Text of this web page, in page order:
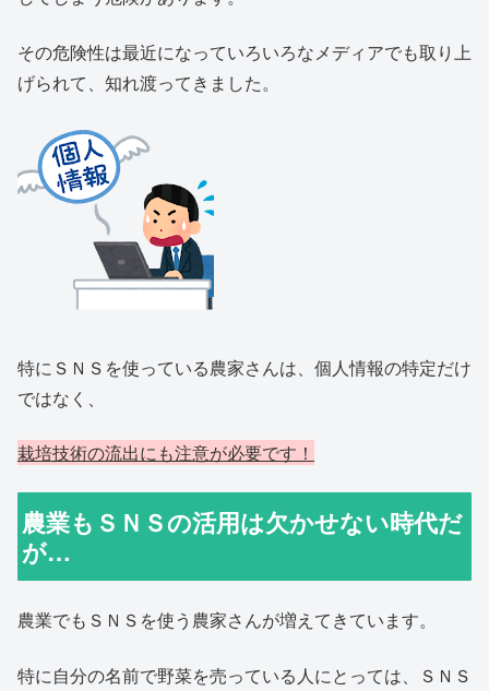
その危険性は最近になっていろいろなメディアでも取り上
げられて、知れ渡ってきました。
特にＳＮＳを使っている農家さんは、個人情報の特定だけ
ではなく、
栽培技術の流出にも注意が必要です！
農業もＳＮＳの活用は欠かせない時代だ
が…
農業でもＳＮＳを使う農家さんが増えてきています。
特に自分の名前で野菜を売っている人にとっては、ＳＮＳ